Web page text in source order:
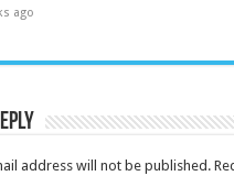
ago
address will not be published.